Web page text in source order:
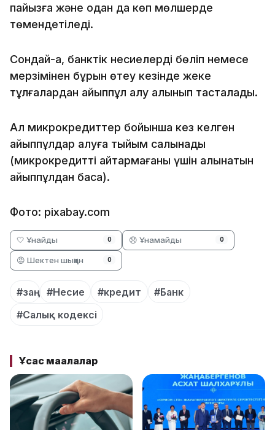
пайызға және одан да көп мөлшерде
төмендетіледі.
Сондай-ақ, банктік несиелерді бөліп немесе
мерзімінен бұрын өтеу кезінде жеке
тұлғалардан айыппұл алу алынып тасталады.
Ал микрокредиттер бойынша кез келген
айыппұлдар алуға тыйым салынады
(микрокредитті қайтармағаны үшін алынатын
айыппұлдан басқа).
Фото: pixabay.com
🤍 Ұнайды 0 😞 Ұнамайды 0
😡 Шектен шыққан 0
#заң #Несие #кредит
#Банк
#Салық кодексі
Ұқсас мақалалар